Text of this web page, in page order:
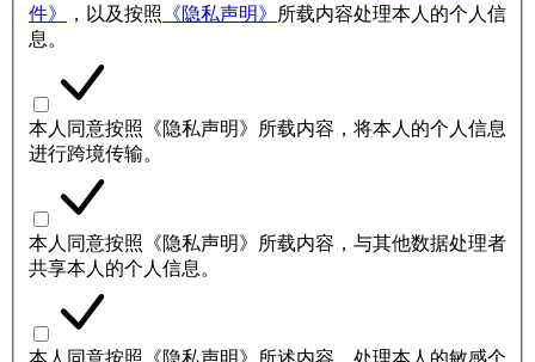
件》
，以及按照 《隐私声明》
所载内容处理本人的个人信
息。
本人同意按照《隐私声明》所载内容，将本人的个人信息
进行跨境传输。
本人同意按照《隐私声明》所载内容，与其他数据处理者
共享本人的个人信息。
本人同意按照《隐私声明》所述内容，处理本人的敏感个